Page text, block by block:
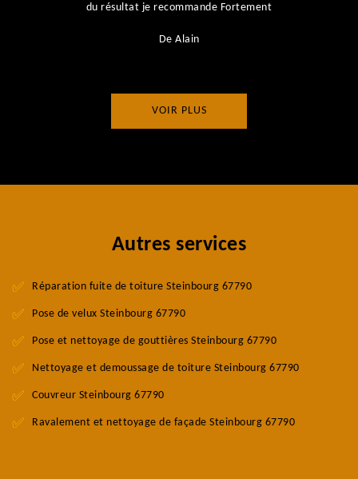
du résultat je recommande Fortement
De Alain
VOIR PLUS
Autres services
Réparation fuite de toiture Steinbourg 67790
Pose de velux Steinbourg 67790
Pose et nettoyage de gouttières Steinbourg 67790
Nettoyage et demoussage de toiture Steinbourg 67790
Couvreur Steinbourg 67790
Ravalement et nettoyage de façade Steinbourg 67790